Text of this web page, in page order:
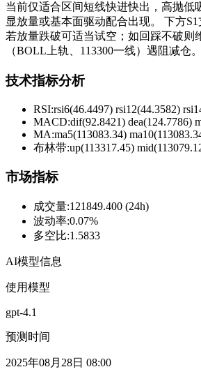
当前仅适合区间短线快进快出，高抛低
显放量或基本面驱动配合出现。 下方S1
若放量跌破可适当试空；如回踩不破则
（BOLL上轨、113300一线）遇阻减仓。
技术指标分析
RSI:rsi6(46.4497) rsi12(44.3582)
MACD:dif(92.8421) dea(124.7786)
MA:ma5(113083.34)
布林带:up(113317.45)
市场指标
成交量:121849.400 (24h)
波动率:0.07%
多空比:1.5833
AI模型信息
使用模型
gpt-4.1
预测时间
2025年08月28日 08:00